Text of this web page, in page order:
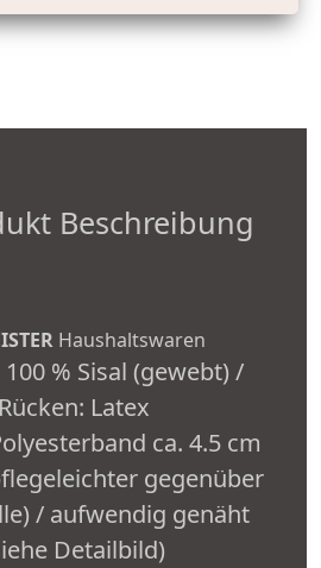
Beschreibung
Haushaltswaren
% Sisal (gewebt) /
Rücken: Latex
ca. 4.5 cm
gegenüber
/ aufwendig genäht
Detailbild)